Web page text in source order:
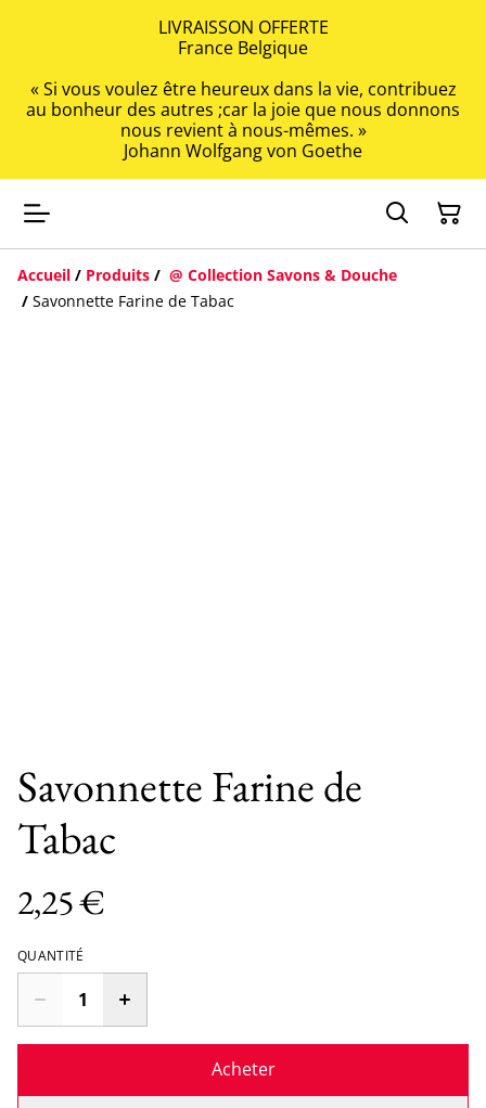
LIVRAISSON OFFERTE
France Belgique
« Si vous voulez être heureux dans la vie, contribuez
au bonheur des autres ;car la joie que nous donnons
nous revient à nous-mêmes. »
Johann Wolfgang von Goethe
Accueil / Produits / @ Collection Savons & Douche
/ Savonnette Farine de Tabac
Savonnette Farine de
Tabac
2,25 €
QUANTITÉ
Acheter